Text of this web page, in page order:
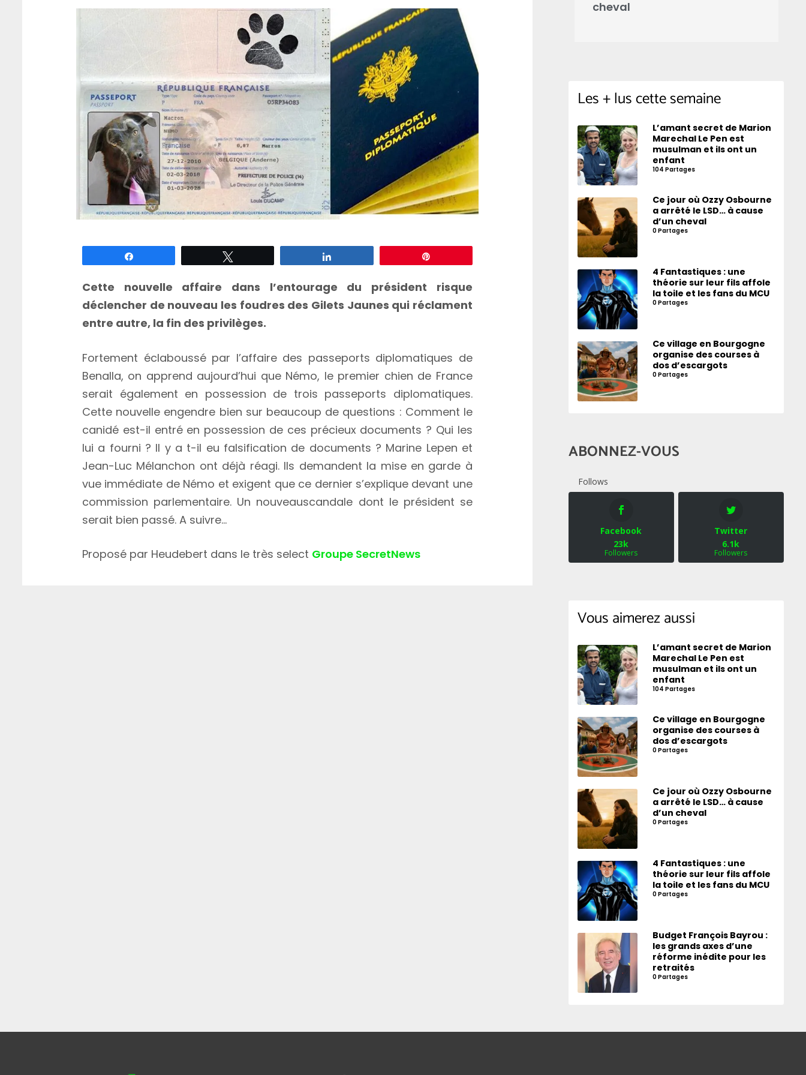
Cette nouvelle affaire dans l’entourage du président risque
déclencher de nouveau les foudres des Gilets Jaunes qui réclament
entre autre, la fin des privilèges.
Fortement éclaboussé par l’affaire des passeports diplomatiques de
Benalla, on apprend aujourd’hui que Némo, le premier chien de France
serait également en possession de trois passeports diplomatiques.
Cette nouvelle engendre bien sur beaucoup de questions : Comment le
canidé est-il entré en possession de ces précieux documents ? Qui les
lui a fourni ? Il y a t-il eu falsification de documents ? Marine Lepen et
Jean-Luc Mélanchon ont déjà réagi. Ils demandent la mise en garde à
vue immédiate de Némo et exigent que ce dernier s’explique devant une
commission parlementaire. Un nouveauscandale dont le président se
serait bien passé. A suivre…
Proposé par Heudebert dans le très select Groupe SecretNews
cheval
Les + lus cette semaine
L’amant secret de Marion
Marechal Le Pen est
musulman et ils ont un
enfant
104 Partages
Ce jour où Ozzy Osbourne
a arrêté le LSD… à cause
d’un cheval
0 Partages
4 Fantastiques : une
théorie sur leur fils affole
la toile et les fans du MCU
0 Partages
Ce village en Bourgogne
organise des courses à
dos d’escargots
0 Partages
ABONNEZ-VOUS
Follows
Facebook
23k
Followers
Twitter
6.1k
Followers
Vous aimerez aussi
L’amant secret de Marion
Marechal Le Pen est
musulman et ils ont un
enfant
104 Partages
Ce village en Bourgogne
organise des courses à
dos d’escargots
0 Partages
Ce jour où Ozzy Osbourne
a arrêté le LSD… à cause
d’un cheval
0 Partages
4 Fantastiques : une
théorie sur leur fils affole
la toile et les fans du MCU
0 Partages
Budget François Bayrou :
les grands axes d’une
réforme inédite pour les
retraités
0 Partages